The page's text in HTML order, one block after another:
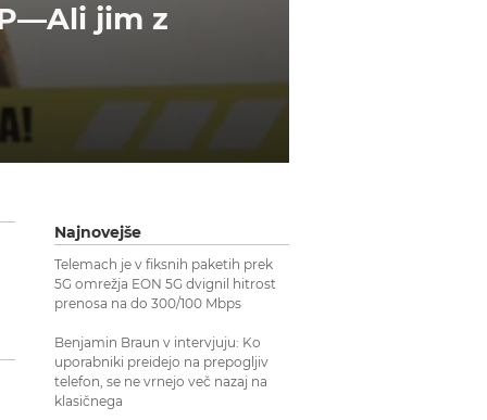
jim z
Najnovejše
Telemach je v fiksnih paketih prek
5G omrežja EON 5G dvignil hitrost
prenosa na do 300/100 Mbps
Benjamin Braun v intervjuju: Ko
uporabniki preidejo na prepogljiv
telefon, se ne vrnejo več nazaj na
klasičnega